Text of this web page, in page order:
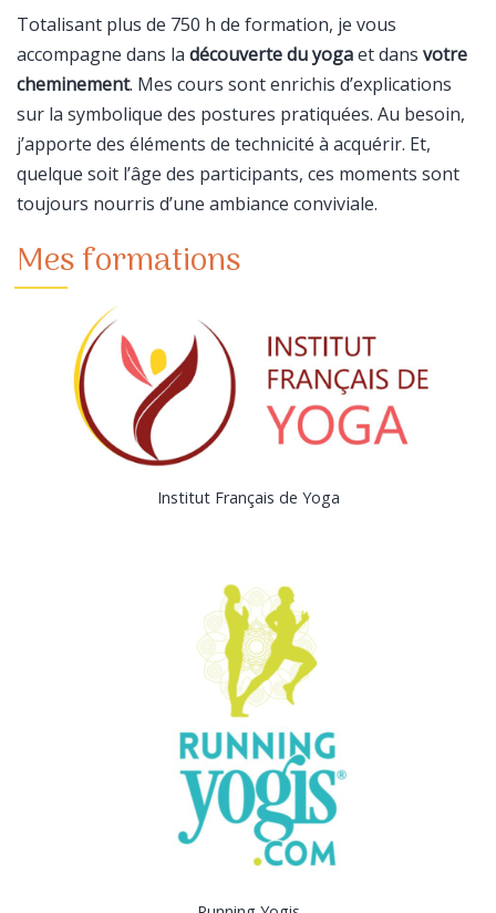
Totalisant plus de 750 h de formation, je vous
accompagne dans la découverte du yogaet dans votre
cheminement. Mes cours sont enrichis d’explications
sur la symbolique des postures pratiquées. Au besoin,
j’apporte des éléments de technicité à acquérir. Et,
quelque soit l’âge des participants, ces moments sont
toujours nourris d’une ambiance conviviale.
Mes formations
Institut Français de Yoga